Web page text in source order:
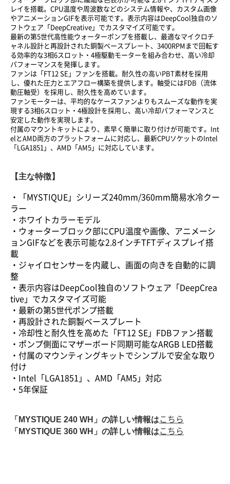
レイを搭載。CPU温度や周波数などのシステム情報や、カスタム画像
やアニメーションGIFを表示可能です。表示内容はDeepCool独自のソ
フトウェア「DeepCreative」でカスタマイズ可能です。
最新の第5世代高性能ウォーターポンプを搭載し、最適なマイクロチ
ャネル設計と再設計された銅製ベースプレート、3400RPMまで回転す
る効率的な3相6スロット・4極駆動モーターを組み合わせ、高い冷却
パフォーマンスを発揮します。
ファンは「FT12 SE」ファンを搭載。耐久性の高いPBT素材を採用
し、優れた圧力とエアフロー構築を提供します。軸受にはFDB（流体
動圧軸受）を採用し、耐久性を高めています。
ファンモーターは、平均的なケースファンよりもスムーズな動作を実
現する3相6スロット・4極設計を採用し、高い冷却パフォーマンスと
安定した動作を実現します。
付属のマウントキットにより、素早く簡単に取り付けが可能です。Int
elとAMD両方のプラットフォームに対応し、最新CPUソケットのIntel
「LGA1851」、AMD「AM5」に対応しています。
【主な特徴】
・「MYSTIQUE」シリーズ240mm/360mm簡易水冷クー
ラー
・ホワイトカラーモデル
・ウォーターブロック部にCPU温度や画像、アニメーシ
ョンGIFなどを表示可能な2.8インチTFTディスプレイ搭
載
・ジャイロセンサーを内蔵し、画面の向きを自動的に調
整
・表示内容はDeepCool独自のソフトウェア「DeepCrea
tive」でカスタマイズ可能
・最新の第5世代ポンプ搭載
・再設計された銅製ベースプレート
・冷却性と耐久性を高めた「FT12 SE」FDBファン搭載
・ポンプ側面にマザーボード同期可能なARGB LED搭載
・付属のマウンティングキットでシンプルで安全な取り
付け
・Intel「LGA1851」、AMD「AM5」対応
・5年保証
「MYSTIQUE 240 WH」の詳しい情報はこちら
「MYSTIQUE 360 WH」の詳しい情報はこちら